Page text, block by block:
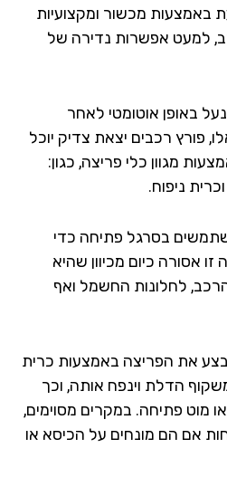
מכשור ומקצועיות
אפשרות נדירה של
אוטומטי לאחר
רכבים יצאת צדיק יוכל
כלי פריצה, כגון:
ניפוח.
בסרגל פתיחה כדי
כיום מכיוון שהיא
לחלונות החשמל ואף
הפריצה באמצעות כרית
הדלת וינפח אותה, וכך
פתיחה. במקרים מסוימים,
הם מונחים על הכיסא או